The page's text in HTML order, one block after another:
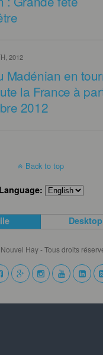
2012
Madénian en
la France à
2012
Back to top
Language:
Desktop
Hay - Tous droits